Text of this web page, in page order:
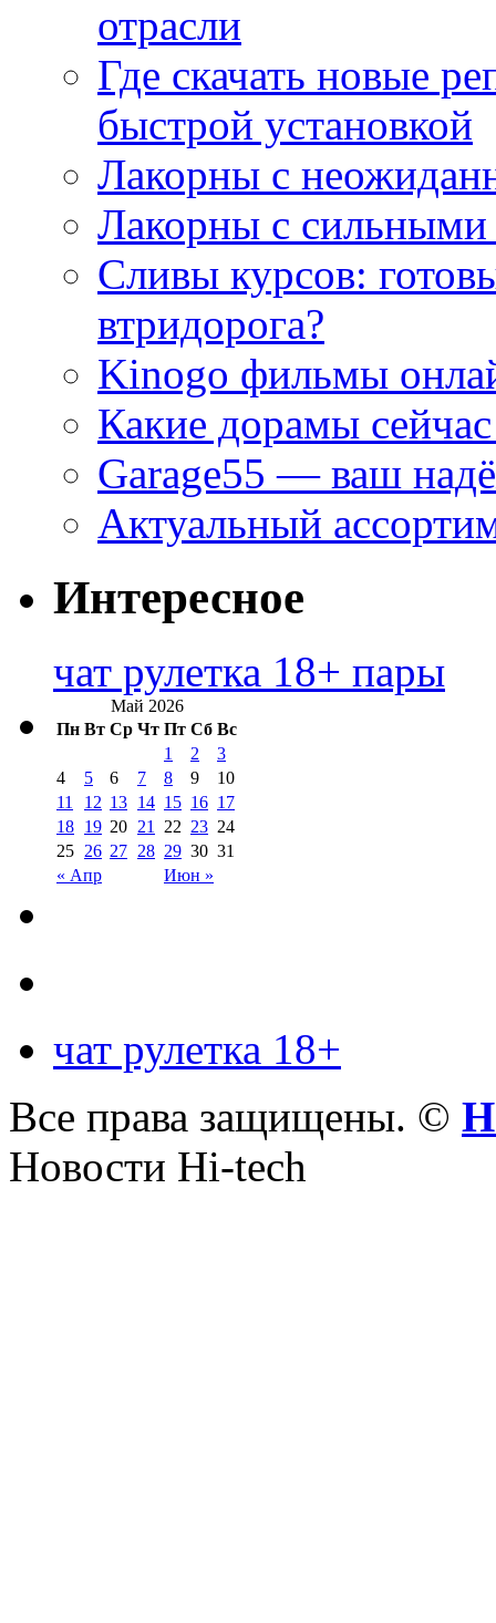
отрасли
Где скачать новые
быстрой установкой
Лакорны с
Лакорны с сильными
Сливы курсов:
втридорога?
Kinogo фильмы
Какие дорамы
Garage55 — ваш
Актуальный
Интересное
чат рулетка 18+ пары
Май 2026
Пн Вт Ср Чт Пт Сб Вс
« Апр Июн »
1 2
3
4
5 6 7 8 9
10
11
12 13 14 15 16 17
18 19 20 21 22 23 24
25 26 27 28 29 30 31
чат рулетка 18+
Все права защищены. ©
Новости Hi-tech